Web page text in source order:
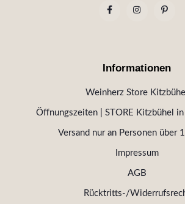
Informationen
Weinherz Store Kitzbühel
Öffnungszeiten | STORE Kitzbühel
Versand nur an Personen über
Impressum
AGB
Rücktritts-/